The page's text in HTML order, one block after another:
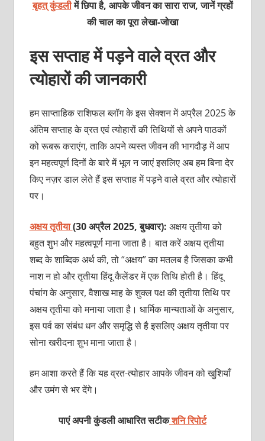
बृहत् कुंडलीमें छिपा है, आपके जीवन का सारा राज, जानें ग्रहों
की चाल का पूरा लेखा-जोखा
इस सप्ताह में पड़ने वाले व्रत और
त्योहारों की जानकारी
हम साप्ताहिक राशिफल ब्लॉग के इस सेक्शन में अप्रैल 2025 के
अंतिम सप्ताह के व्रत एवं त्योहारों की तिथियों से अपने पाठकों
को रूबरू कराएंग, ताकि अपने व्यस्त जीवन की भागदौड़ में आप
इन महत्वपूर्ण दिनों के बारे में भूल न जाएं इसलिए अब हम बिना देर
किए नज़र डाल लेते हैं इस सप्ताह में पड़ने वाले व्रत और त्योहारों
पर।
अक्षय तृतीया(30 अप्रैल 2025, बुधवार): अक्षय तृतीया को
बहुत शुभ और महत्वपूर्ण माना जाता है। बात करें अक्षय तृतीया
शब्द के शाब्दिक अर्थ की, तो “अक्षय” का मतलब है जिसका कभी
नाश न हो और तृतीया हिंदू कैलेंडर में एक तिथि होती है। हिंदू
पंचांग के अनुसार, वैशाख माह के शुक्ल पक्ष की तृतीया तिथि पर
अक्षय तृतीया को मनाया जाता है। धार्मिक मान्यताओं के अनुसार,
इस पर्व का संबंध धन और समृद्धि से है इसलिए अक्षय तृतीया पर
सोना खरीदना शुभ माना जाता है।
हम आशा करते हैं कि यह व्रत-त्योहार आपके जीवन को खुशियाँ
और उमंग से भर देंगे।
पाएं अपनी कुंडली आधारित सटीकशनि रिपोर्ट